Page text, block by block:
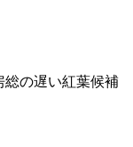
総の遅い紅葉候補